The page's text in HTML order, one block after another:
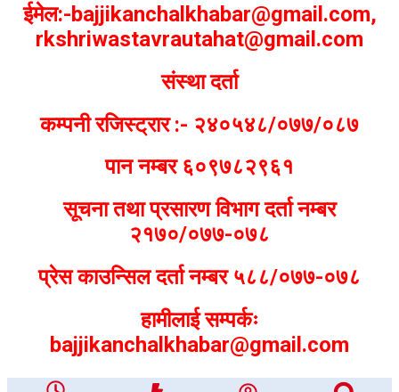
ईमेल:-bajjikanchalkhabar@gmail.com,
rkshriwastavrautahat@gmail.com
संस्था दर्ता
कम्पनी रजिस्ट्रार :- २४०५४८/०७७/०८७
पान नम्बर ६०९७८२९६१
सूचना तथा प्रसारण विभाग दर्ता नम्बर
२१७०/०७७-०७८
प्रेस काउन्सिल दर्ता नम्बर ५८८/०७७-०७८
हामीलाई सम्पर्कः
bajjikanchalkhabar@gmail.com